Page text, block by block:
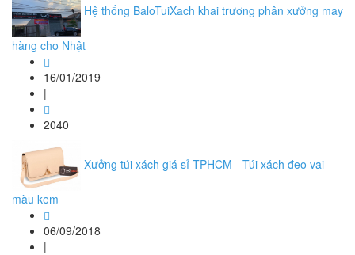
Hệ thống BaloTuiXach khai trương phân xưởng may
hàng cho Nhật
16/01/2019
|
2040
Xưởng túi xách giá sỉ TPHCM - Túi xách đeo vai
màu kem
06/09/2018
|